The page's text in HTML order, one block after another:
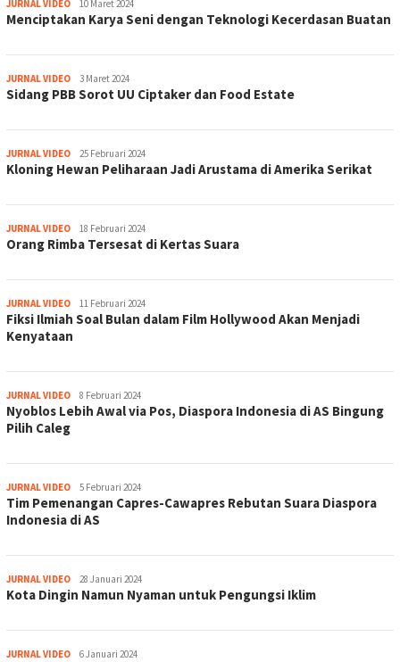
JURNAL VIDEOjurnal
10 Maret 2024
Menciptakan Karya Seni dengan Teknologi Kecerdasan Buatan
JURNAL VIDEOjurnal3 Maret 2024
Sidang PBB Sorot UU Ciptaker dan Food Estate
JURNAL VIDEOjurnal
25 Februari 2024
Kloning Hewan Peliharaan Jadi Arustama di Amerika Serikat
JURNAL VIDEOjurnal
18 Februari 2024
Orang Rimba Tersesat di Kertas Suara
JURNAL VIDEOjurnal
11 Februari 2024
Fiksi Ilmiah Soal Bulan dalam Film Hollywood Akan Menjadi
Kenyataan
JURNAL VIDEOjurnal
8 Februari 2024
Nyoblos Lebih Awal via Pos, Diaspora Indonesia di AS Bingung
Pilih Caleg
JURNAL VIDEOjurnal
5 Februari 2024
Tim Pemenangan Capres-Cawapres Rebutan Suara Diaspora
Indonesia di AS
JURNAL VIDEOjurnal
28 Januari 2024
Kota Dingin Namun Nyaman untuk Pengungsi Iklim
JURNAL VIDEOjurnal
6 Januari 2024